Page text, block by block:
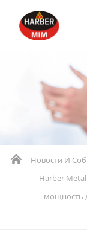
Новости И
Harber
мощность